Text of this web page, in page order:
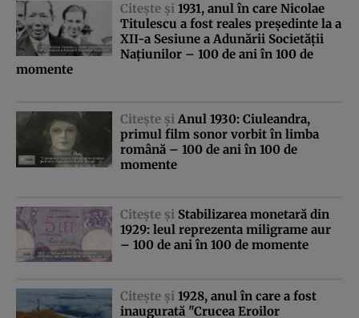
Citeşte şi 1931, anul în care Nicolae
Titulescu a fost reales preşedinte la a
XII-a Sesiune a Adunării Societăţii
Naţiunilor – 100 de ani în 100 de
momente
Citeşte şi Anul 1930: Ciuleandra,
primul film sonor vorbit în limba
română – 100 de ani în 100 de
momente
Citeşte şi Stabilizarea monetară din
1929: leul reprezenta miligrame aur
– 100 de ani în 100 de momente
Citeşte şi 1928, anul în care a fost
inaugurată "Crucea Eroilor